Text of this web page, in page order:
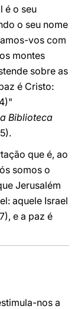
é o seu
o seu nome
vos com
montes
sobre as
é Cristo:
Biblioteca
que é, ao
somos o
Jerusalém
aquele Israel
e a paz é
nos a